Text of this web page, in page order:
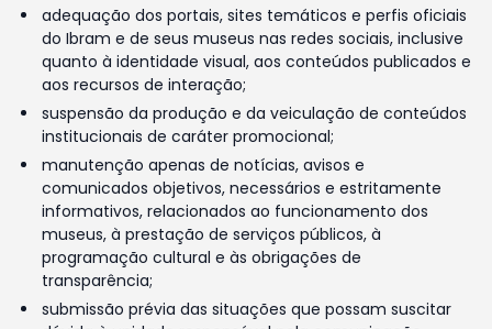
adequação dos portais, sites temáticos e perfis oficiais
do Ibram e de seus museus nas redes sociais, inclusive
quanto à identidade visual, aos conteúdos publicados e
aos recursos de interação;
suspensão da produção e da veiculação de conteúdos
institucionais de caráter promocional;
manutenção apenas de notícias, avisos e
comunicados objetivos, necessários e estritamente
informativos, relacionados ao funcionamento dos
museus, à prestação de serviços públicos, à
programação cultural e às obrigações de
transparência;
submissão prévia das situações que possam suscitar